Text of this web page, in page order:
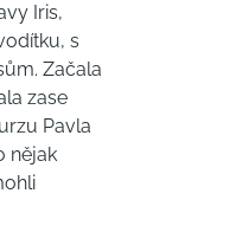
Iris,
s
Začala
zase
Pavla
nějak